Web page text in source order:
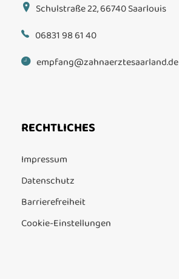
Schulstraße 22, 66740 Saarlouis
06831 98 61 40
empfang@zahnaerztesaarland.de
RECHTLICHES
Impressum
Datenschutz
Barrierefreiheit
Cookie-Einstellungen